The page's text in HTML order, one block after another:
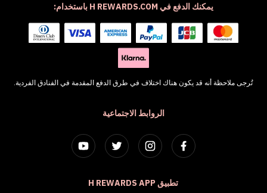
الروابط الاجتماعية
تطبيق H REWARDS APP
يمكنك الدفع في H REWARDS.COM باستخدام:
تُرجى ملاحظة أنه قد يكون هناك اختلاف في طرق الدفع المقدمة في الفنادق الفردية.